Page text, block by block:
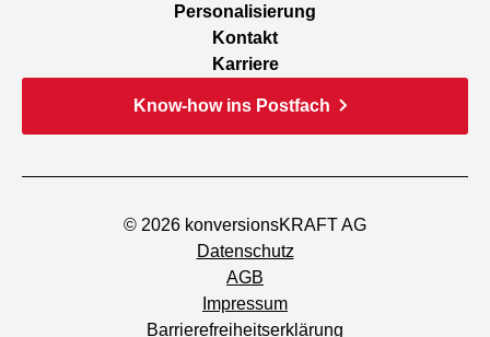
Personalisierung
Kontakt
Karriere
Know-how ins Postfach
© 2026 konversionsKRAFT AG
Datenschutz
AGB
Impressum
Barrierefreiheitserklärung